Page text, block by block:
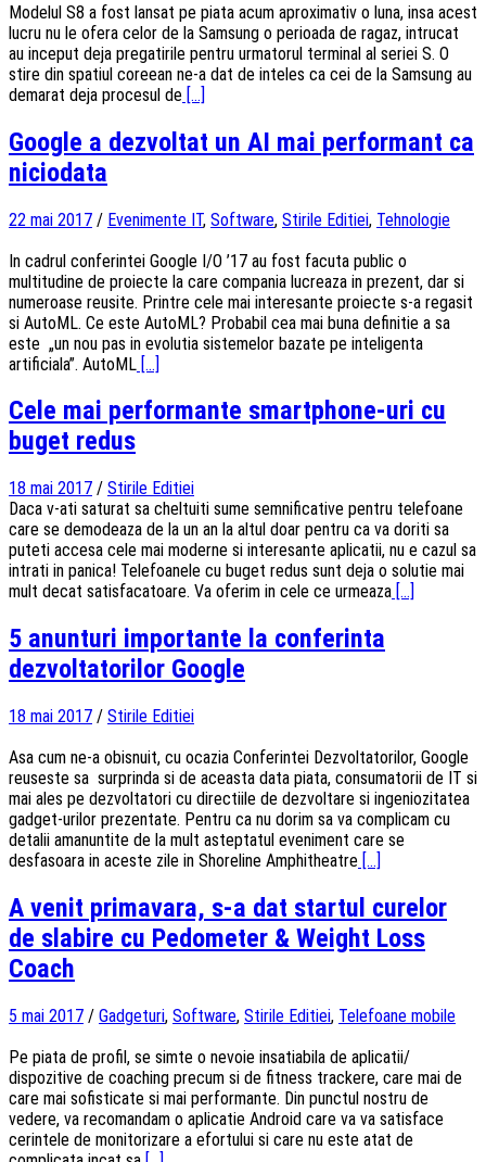
Modelul S8 a fost lansat pe piata acum aproximativ o luna, insa acest
lucru nu le ofera celor de la Samsung o perioada de ragaz, intrucat
au inceput deja pregatirile pentru urmatorul terminal al seriei S. O
stire din spatiul coreean ne-a dat de inteles ca cei de la Samsung au
demarat deja procesul de [...]
Google a dezvoltat un AI mai performant ca
niciodata
22 mai 2017 / Evenimente IT, Software, Stirile Editiei, Tehnologie
In cadrul conferintei Google I/O ’17 au fost facuta public o
multitudine de proiecte la care compania lucreaza in prezent, dar si
numeroase reusite. Printre cele mai interesante proiecte s-a regasit
si AutoML. Ce este AutoML? Probabil cea mai buna definitie a sa
este „un nou pas in evolutia sistemelor bazate pe inteligenta
artificiala”. AutoML [...]
Cele mai performante smartphone-uri cu
buget redus
18 mai 2017 / Stirile Editiei
Daca v-ati saturat sa cheltuiti sume semnificative pentru telefoane
care se demodeaza de la un an la altul doar pentru ca va doriti sa
puteti accesa cele mai moderne si interesante aplicatii, nu e cazul sa
intrati in panica! Telefoanele cu buget redus sunt deja o solutie mai
mult decat satisfacatoare. Va oferim in cele ce urmeaza [...]
5 anunturi importante la conferinta
dezvoltatorilor Google
18 mai 2017 / Stirile Editiei
Asa cum ne-a obisnuit, cu ocazia Conferintei Dezvoltatorilor, Google
reuseste sa surprinda si de aceasta data piata, consumatorii de IT si
mai ales pe dezvoltatori cu directiile de dezvoltare si ingeniozitatea
gadget-urilor prezentate. Pentru ca nu dorim sa va complicam cu
detalii amanuntite de la mult asteptatul eveniment care se
desfasoara in aceste zile in Shoreline Amphitheatre [...]
A venit primavara, s-a dat startul curelor
de slabire cu Pedometer & Weight Loss
Coach
5 mai 2017 / Gadgeturi, Software, Stirile Editiei, Telefoane mobile
Pe piata de profil, se simte o nevoie insatiabila de aplicatii/
dispozitive de coaching precum si de fitness trackere, care mai de
care mai sofisticate si mai performante. Din punctul nostru de
vedere, va recomandam o aplicatie Android care va va satisface
cerintele de monitorizare a efortului si care nu este atat de